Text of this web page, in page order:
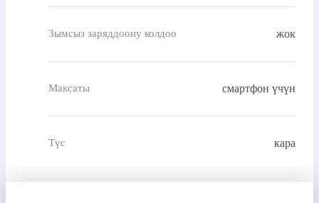
Зымсыз заряддоону колдоо жок
Максаты смартфон үчүн
Түс кара